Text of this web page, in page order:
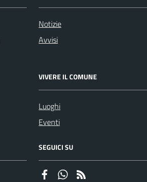
Notizie
Avvisi
VIVERE IL COMUNE
Luoghi
Eventi
SEGUICI SU